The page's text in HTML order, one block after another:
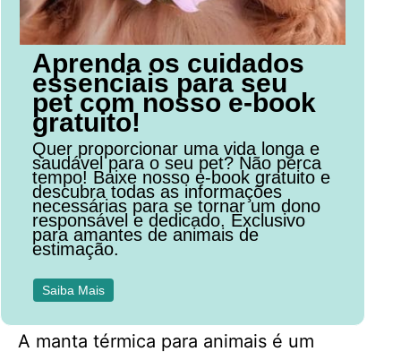
Aprenda os cuidados
essenciais para seu
pet com nosso e-book
gratuito!
Quer proporcionar uma vida longa e
saudável para o seu pet? Não perca
tempo! Baixe nosso e-book gratuito e
descubra todas as informações
necessárias para se tornar um dono
responsável e dedicado. Exclusivo
para amantes de animais de
estimação.
Saiba Mais
A manta térmica para animais é um